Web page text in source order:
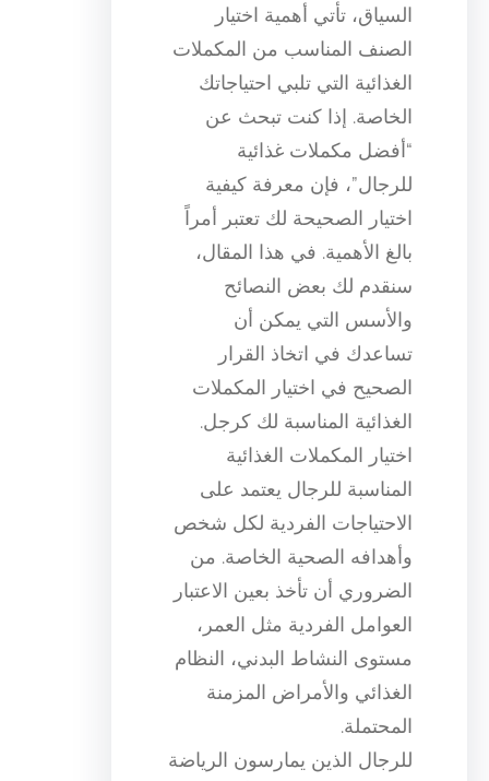
السياق، تأتي أهمية اختيار
الصنف المناسب من المكملات
الغذائية التي تلبي احتياجاتك
الخاصة. إذا كنت تبحث عن
“أفضل مكملات غذائية
للرجال”، فإن معرفة كيفية
اختيار الصحيحة لك تعتبر أمراً
بالغ الأهمية. في هذا المقال،
سنقدم لك بعض النصائح
والأسس التي يمكن أن
تساعدك في اتخاذ القرار
الصحيح في اختيار المكملات
الغذائية المناسبة لك كرجل.
اختيار المكملات الغذائية
المناسبة للرجال يعتمد على
الاحتياجات الفردية لكل شخص
وأهدافه الصحية الخاصة. من
الضروري أن تأخذ بعين الاعتبار
العوامل الفردية مثل العمر،
مستوى النشاط البدني، النظام
الغذائي والأمراض المزمنة
المحتملة.
للرجال الذين يمارسون الرياضة